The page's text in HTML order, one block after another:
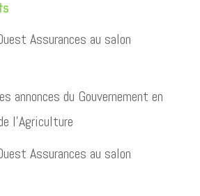
Assurances au salon
annonces du Gouvernement en
l’Agriculture
Assurances au salon